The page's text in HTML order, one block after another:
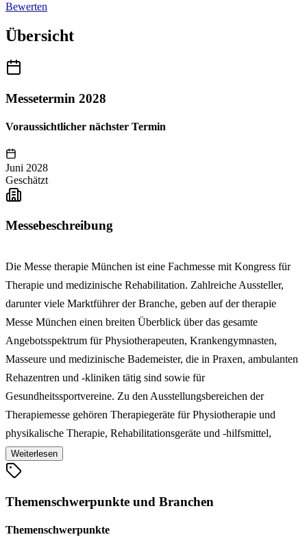
Bewerten
Übersicht
Messetermin 2028
Voraussichtlicher nächster Termin
Juni 2028
Geschätzt
Messebeschreibung
Die Messe therapie München ist eine Fachmesse mit Kongress für
Therapie und medizinische Rehabilitation. Zahlreiche Aussteller,
darunter viele Marktführer der Branche, geben auf der therapie
Messe München einen breiten Überblick über das gesamte
Angebotsspektrum für Physiotherapeuten, Krankengymnasten,
Masseure und medizinische Bademeister, die in Praxen, ambulanten
Rehazentren und -kliniken tätig sind sowie für
Gesundheitssportvereine. Zu den Ausstellungsbereichen der
Therapiemesse gehören Therapiegeräte für Physiotherapie und
physikalische Therapie, Rehabilitationsgeräte und -hilfsmittel,
Fitness- und Trainingstherapiegeräte, Bedarfs- und
Verbrauchsartikel, Wellnesskonzepte und -produkte sowie EDV-
hochkarätigen Kongressprogramm mit Seminaren, Workshops und
Ausstellervorträgen begleitet. Renommierte Experten geben auf der
Weiterlesen
Themenschwerpunkte und Branchen
Themenschwerpunkte